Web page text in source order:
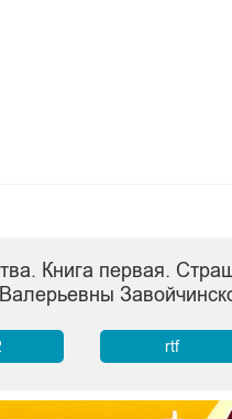
Книга первая.
rtf